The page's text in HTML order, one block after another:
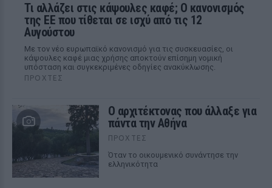
Τι αλλάζει στις κάψουλες καφέ; Ο κανονισμός
της ΕΕ που τίθεται σε ισχύ από τις 12
Αυγούστου
Με τον νέο ευρωπαϊκό κανονισμό για τις συσκευασίες, οι
κάψουλες καφέ μιας χρήσης αποκτούν επίσημη νομική
υπόσταση και συγκεκριμένες οδηγίες ανακύκλωσης.
ΠΡΟΧΤΈΣ
Ο αρχιτέκτονας που άλλαξε για
πάντα την Αθήνα
ΠΡΟΧΤΈΣ
Όταν το οικουμενικό συνάντησε την
ελληνικότητα